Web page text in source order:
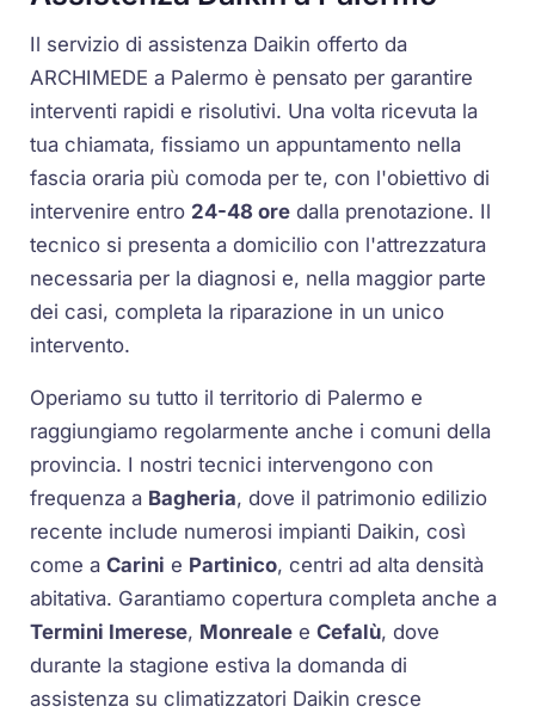
Il servizio di assistenza Daikin offerto da
ARCHIMEDE a Palermo è pensato per garantire
interventi rapidi e risolutivi. Una volta ricevuta la
tua chiamata, fissiamo un appuntamento nella
fascia oraria più comoda per te, con l'obiettivo di
intervenire entro 24-48 ore dalla prenotazione. Il
tecnico si presenta a domicilio con l'attrezzatura
necessaria per la diagnosi e, nella maggior parte
dei casi, completa la riparazione in un unico
intervento.
Operiamo su tutto il territorio di Palermo e
raggiungiamo regolarmente anche i comuni della
provincia. I nostri tecnici intervengono con
frequenza a Bagheria, dove il patrimonio edilizio
recente include numerosi impianti Daikin, così
come aCarini e Partinico, centri ad alta densità
abitativa. Garantiamo copertura completa anche a
Termini Imerese, Monreale eCefalù, dove
durante la stagione estiva la domanda di
assistenza su climatizzatori Daikin cresce